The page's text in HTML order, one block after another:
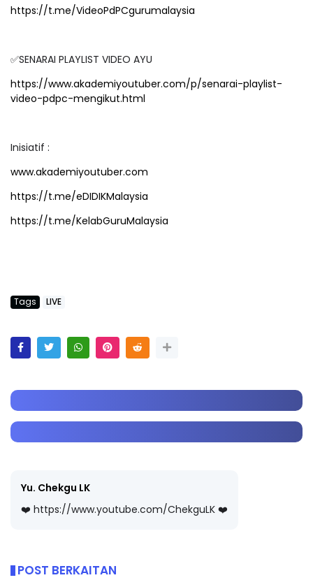
https://t.me/VideoPdPCgurumalaysia
✅SENARAI PLAYLIST VIDEO AYU
https://www.akademiyoutuber.com/p/senarai-playlist-
video-pdpc-mengikut.html
Inisiatif :
www.akademiyoutuber.com
https://t.me/eDIDIKMalaysia
https://t.me/KelabGuruMalaysia
Tags LIVE
Yu. Chekgu LK
❤️ https://www.youtube.com/ChekguLK ❤️
POST BERKAITAN